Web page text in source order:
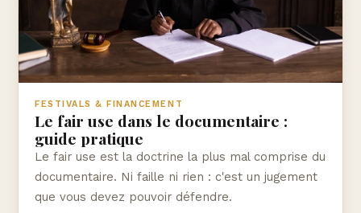
FESTIVALS & FINANCEMENT
Le fair use dans le documentaire :
guide pratique
Le fair use est la doctrine la plus mal comprise du
documentaire. Ni faille ni rien : c'est un jugement
que vous devez pouvoir défendre.